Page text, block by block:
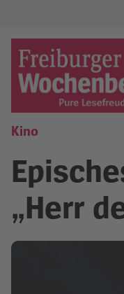
content
Freiburger
Kino
„Herr